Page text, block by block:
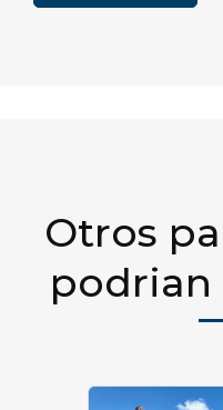
Otros
podrian